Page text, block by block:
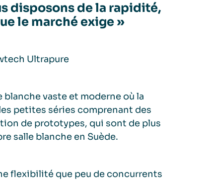
disposons de la rapidité,
le marché exige »
Ultrapure
blanche vaste et moderne où la
petites séries comprenant des
de prototypes, qui sont de plus
salle blanche en Suède.
flexibilité que peu de concurrents